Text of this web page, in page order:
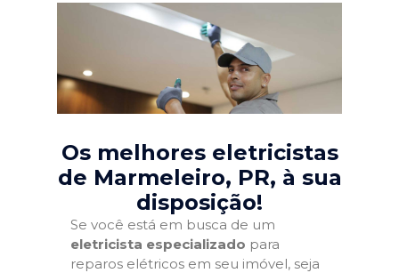
REFORMA
Os melhores eletricistas
de Marmeleiro, PR, à sua
disposição!
Se você está em busca de um
eletricista especializado para
reparos elétricos em seu imóvel, seja